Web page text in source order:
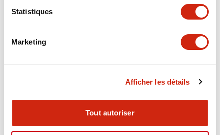
Statistiques
Marketing
Afficher les détails
Tout autoriser
Functional Specifications
Mounting and Installation Specifications